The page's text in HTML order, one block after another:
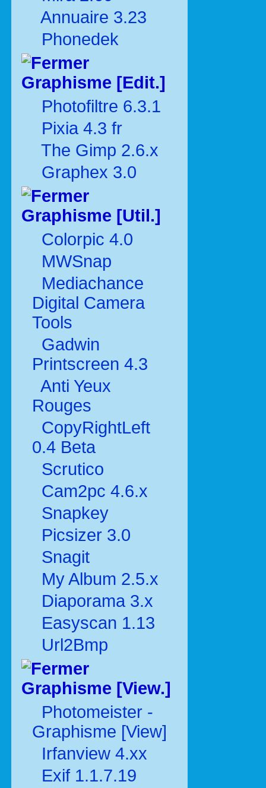
Annuaire 3.23
Phonedek
Graphisme [Edit.]
Photofiltre 6.3.1
Pixia 4.3 fr
The Gimp 2.6.x
Graphex 3.0
Graphisme [Util.]
Colorpic 4.0
MWSnap
Mediachance
Digital Camera
Tools
Gadwin
Printscreen 4.3
Anti Yeux
Rouges
CopyRightLeft
0.4 Beta
Scrutico
Cam2pc 4.6.x
Snapkey
Picsizer 3.0
Snagit
My Album 2.5.x
Diaporama 3.x
Easyscan 1.13
Url2Bmp
Graphisme [View.]
Photomeister -
Graphisme [View]
Irfanview 4.xx
Exif 1.1.7.19